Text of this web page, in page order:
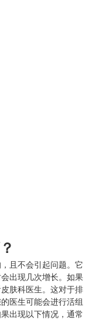
且不会引起问题。它
出现几次增长。如果
肤科医生。这对于排
医生可能会进行活组
出现以下情况，通常